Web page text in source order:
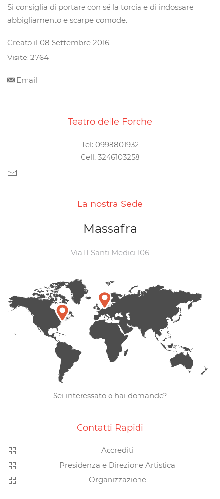
Si consiglia di portare con sé la torcia e di indossare
abbigliamento e scarpe comode.
Creato il 08 Settembre 2016.
Visite: 2764
Email
Teatro delle Forche
Tel: 0998801932
Cell. 3246103258
La nostra Sede
Massafra
Via II Santi Medici 106
Sei interessato o hai domande?
Contatti Rapidi
Accrediti
Presidenza e Direzione Artistica
Organizzazione